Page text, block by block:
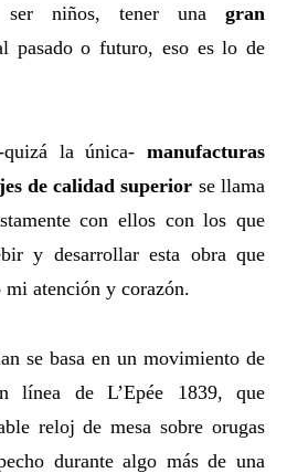
ser niños, tener una gran
pasado o futuro, eso es lo de
la única- manufacturas
de calidad superior se llama
con ellos con los que
y desarrollar esta obra que
mi atención y corazón.
se basa en un movimiento de
línea de L’Epée 1839, que
reloj de mesa sobre orugas
durante algo más de una